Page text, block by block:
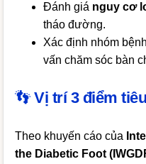
Đánh giá nguy cơ
tháo đường.
Xác định nhóm
vấn chăm sóc bàn
👣Vị trí 3 điểm
Theo khuyến cáo của
the Diabetic Foot